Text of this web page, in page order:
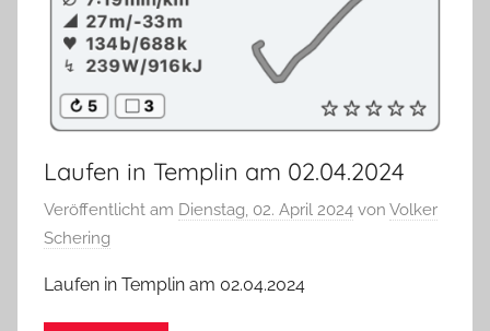
Laufen in Templin am 02.04.2024
Veröffentlicht am Dienstag, 02. April 2024 von Volker
Schering
Laufen in Templin am 02.04.2024